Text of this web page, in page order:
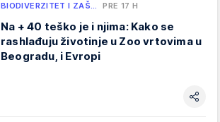
BIODIVERZITET I ZAŠ… PRE 17 H
Na + 40 teško je i njima: Kako se
rashlađuju životinje u Zoo vrtovima u
Beogradu, i Evropi